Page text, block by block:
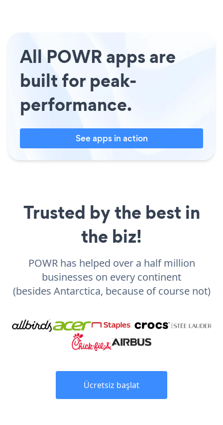
All POWR apps are
built for peak-
performance.
See apps in action
Trusted by the best in
the biz!
POWR has helped over a half million
businesses on every continent
(besides Antarctica, because of course not)
Ücretsiz başlat